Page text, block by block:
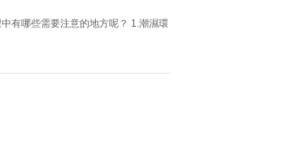
有哪些需要注意的地方呢？ 1.潮濕環